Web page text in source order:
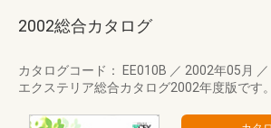
2002総合カタログ
カタログコード： EE010B ／ 2002年05月 ／
エクステリア総合カタログ2002年度版です。